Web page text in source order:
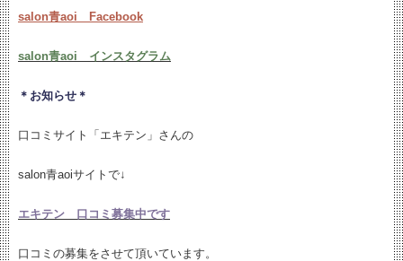
salon青aoi Facebook
salon青aoi インスタグラム
＊お知らせ＊
口コミサイト「エキテン」さんの
salon青aoiサイトで↓
エキテン 口コミ募集中です
口コミの募集をさせて頂いています。